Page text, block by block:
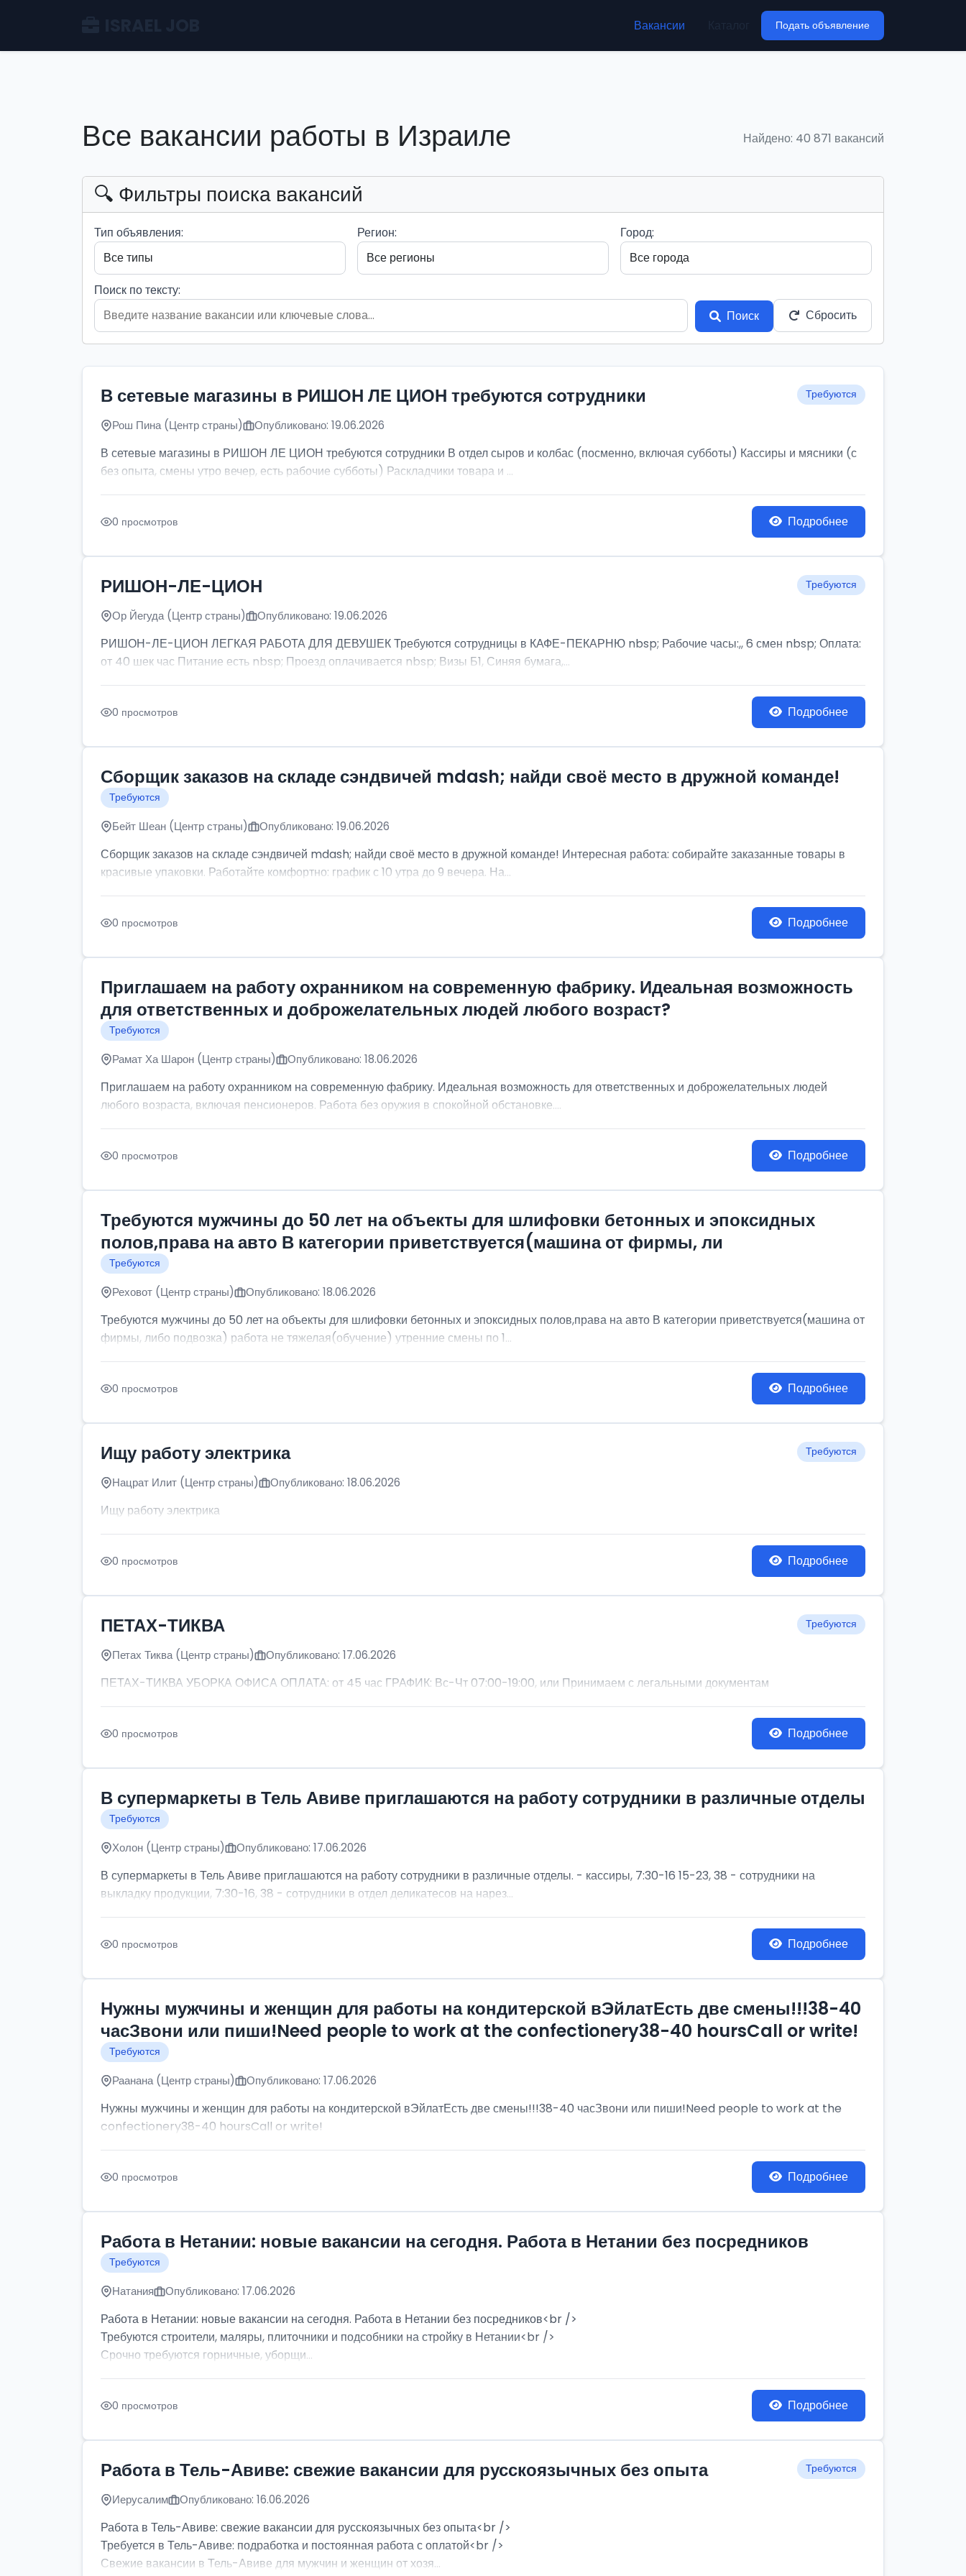
Вакансии Подать объявление
Все вакансии работы в Израиле Найдено: 40 871 вакансий
🔍 Фильтры поиска вакансий
Тип объявления: Регион: Город:
Поиск по тексту:
Поиск
Сбросить
В сетевые магазины в РИШОН ЛЕ ЦИОН требуются сотрудники Требуются
Рош Пина (Центр страны) Опубликовано: 19.06.2026
В сетевые магазины в РИШОН ЛЕ ЦИОН требуются сотрудники В отдел сыров и колбас (посменно, включая субботы) Кассиры и мясники (с
без опыта, смены утро вечер, есть рабочие субботы) Раскладчики товара и ...
0 просмотров Подробнее
РИШОН-ЛЕ-ЦИОН Требуются
Ор Йегуда (Центр страны) Опубликовано: 19.06.2026
РИШОН-ЛЕ-ЦИОН ЛЕГКАЯ РАБОТА ДЛЯ ДЕВУШЕК Требуются сотрудницы в КАФЕ-ПЕКАРНЮ nbsp; Рабочие часы:,, 6 смен nbsp; Оплата:
от 40 шек час Питание есть nbsp; Проезд оплачивается nbsp; Визы Б1, Синяя бумага,...
0 просмотров Подробнее
Сборщик заказов на складе сэндвичей mdash; найди своё место в дружной команде!
Требуются
Бейт Шеан (Центр страны) Опубликовано: 19.06.2026
Сборщик заказов на складе сэндвичей mdash; найди своё место в дружной команде! Интересная работа: собирайте заказанные товары в
красивые упаковки. Работайте комфортно: график с 10 утра до 9 вечера. На...
0 просмотров Подробнее
Приглашаем на работу охранником на современную фабрику. Идеальная возможность
для ответственных и доброжелательных людей любого возраст?
Требуются
Рамат Ха Шарон (Центр страны) Опубликовано: 18.06.2026
Приглашаем на работу охранником на современную фабрику. Идеальная возможность для ответственных и доброжелательных людей
любого возраста, включая пенсионеров. Работа без оружия в спокойной обстановке....
0 просмотров Подробнее
Требуются мужчины до 50 лет на объекты для шлифовки бетонных и эпоксидных
полов,права на авто В категории приветствуется(машина от фирмы, ли
Требуются
Реховот (Центр страны) Опубликовано: 18.06.2026
Требуются мужчины до 50 лет на объекты для шлифовки бетонных и эпоксидных полов,права на авто В категории приветствуется(машина от
фирмы, либо подвозка) работа не тяжелая(обучение) утренние смены по 1...
0 просмотров Подробнее
Ищу работу электрика Требуются
Нацрат Илит (Центр страны) Опубликовано: 18.06.2026
Ищу работу электрика
0 просмотров Подробнее
ПЕТАХ-ТИКВА Требуются
Петах Тиква (Центр страны) Опубликовано: 17.06.2026
ПЕТАХ-ТИКВА УБОРКА ОФИСА ОПЛАТА: от 45 час ГРАФИК: Вс-Чт 07:00-19:00, или Принимаем с легальными документам
0 просмотров Подробнее
В супермаркеты в Тель Авиве приглашаются на работу сотрудники в различные отделы
Требуются
Холон (Центр страны) Опубликовано: 17.06.2026
В супермаркеты в Тель Авиве приглашаются на работу сотрудники в различные отделы. - кассиры, 7:30-16 15-23, 38 - сотрудники на
выкладку продукции, 7:30-16, 38 - сотрудники в отдел деликатесов на нарез...
0 просмотров Подробнее
Нужны мужчины и женщин для работы на кондитерской вЭйлатЕсть две смены!!!38-40
часЗвони или пиши!Need people to work at the confectionery38-40 hoursCall or write!
Требуются
Раанана (Центр страны) Опубликовано: 17.06.2026
Нужны мужчины и женщин для работы на кондитерской вЭйлатЕсть две смены!!!38-40 часЗвони или пиши!Need people to work at the
confectionery38-40 hoursCall or write!
0 просмотров Подробнее
Работа в Нетании: новые вакансии на сегодня. Работа в Нетании без посредников
Требуются
Натания Опубликовано: 17.06.2026
Работа в Нетании: новые вакансии на сегодня. Работа в Нетании без посредников<br />
Требуются строители, маляры, плиточники и подсобники на стройку в Нетании<br />
Срочно требуются горничные, уборщи...
0 просмотров Подробнее
Работа в Тель-Авиве: свежие вакансии для русскоязычных без опыта Требуются
Иерусалим Опубликовано: 16.06.2026
Работа в Тель-Авиве: свежие вакансии для русскоязычных без опыта<br />
Требуется в Тель-Авиве: подработка и постоянная работа с оплатой<br />
Свежие вакансии в Тель-Авиве для мужчин и женщин от хозя...